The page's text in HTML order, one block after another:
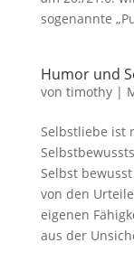
sogenannte
Humor und
von timothy|
Selbstliebe ist
Selbst
von den
eigenen
aus der